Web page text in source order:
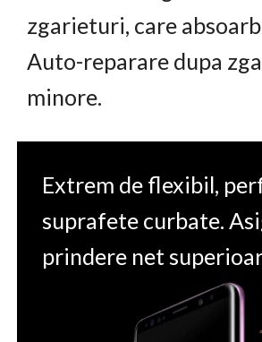
zgarieturi, care
Auto-reparare dupa
minore.
Extrem de flexibil,
suprafete curbate.
prindere net